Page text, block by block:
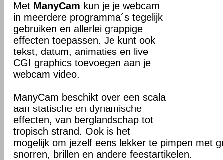
Met ManyCam kun je je webcam
in meerdere programma´s tegelijk
gebruiken en allerlei grappige
effecten toepassen. Je kunt ook
tekst, datum, animaties en live
CGI graphics toevoegen aan je
webcam video.
ManyCam beschikt over een scala
aan statische en dynamische
effecten, van berglandschap tot
tropisch strand. Ook is het
mogelijk om jezelf eens lekker te pimpen met
snorren, brillen en andere feestartikelen.